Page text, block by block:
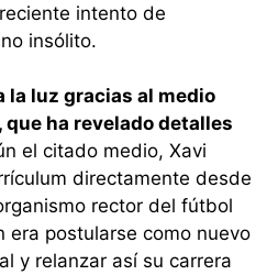
intento de
insólito.
la luz gracias al medio
que ha revelado detalles
el citado medio, Xavi
directamente desde
rector del fútbol
era postularse como nuevo
y relanzar así su carrera